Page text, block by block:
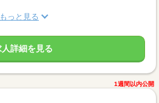
もっと見る
人詳細を見る
1週間以内公開